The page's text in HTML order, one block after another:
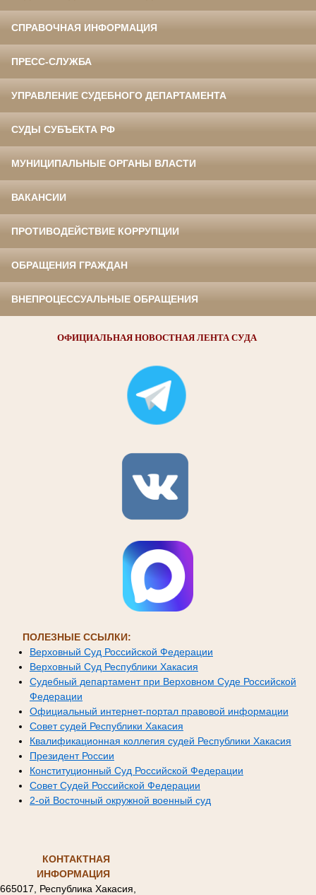
СПРАВОЧНАЯ ИНФОРМАЦИЯ
ПРЕСС-СЛУЖБА
УПРАВЛЕНИЕ СУДЕБНОГО ДЕПАРТАМЕНТА
СУДЫ СУБЪЕКТА РФ
МУНИЦИПАЛЬНЫЕ ОРГАНЫ ВЛАСТИ
ВАКАНСИИ
ПРОТИВОДЕЙСТВИЕ КОРРУПЦИИ
ОБРАЩЕНИЯ ГРАЖДАН
ВНЕПРОЦЕССУАЛЬНЫЕ ОБРАЩЕНИЯ
ОФИЦИАЛЬНАЯ НОВОСТНАЯ ЛЕНТА СУДА
ПОЛЕЗНЫЕ ССЫЛКИ:
Верховный Суд Российской Федерации
Верховный Суд Республики Хакасия
Судебный департамент при Верховном Суде Российской
Федерации
Официальный интернет-портал правовой информации
Совет судей Республики Хакасия
Квалификационная коллегия судей Республики Хакасия
Президент России
Конституционный Суд Российской Федерации
Совет Судей Российской Федерации
2-ой Восточный окружной военный суд
КОНТАКТНАЯ
ИНФОРМАЦИЯ
665017, Республика Хакасия,